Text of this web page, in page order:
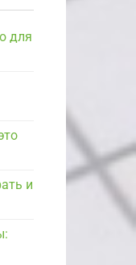
для
и